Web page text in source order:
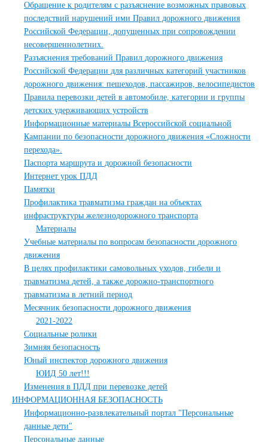
Обращение к родителям с разъяснение возможных правовых
последствий нарушений ими Правил дорожного движения
Российской Федерации, допущенных при сопровождении
несовершеннолетних.
Разъяснения требований Правил дорожного движения
Российской Федерации для различных категорий участников
дорожного движения: пешеходов, пассажиров, велосипедистов
Правила перевозки детей в автомобиле, категории и группы
детских удерживающих устройств
Информационные материалы Всероссийской социальной
Кампании по безопасности дорожного движения «Сложности
перехода».
Паспорта маршрута и дорожной безопасности
Интернет урок ПДД
Памятки
Профилактика травматизма граждан на объектах
инфраструктуры железнодорожного транспорта
Материалы
Учебные материалы по вопросам безопасности дорожного
движения
В целях профилактики самовольных уходов, гибели и
травматизма детей, а также дорожно-транспортного
травматизма в летний период
Месячник безопасности дорожного движения
2021-2022
Социальные ролики
Зимняя безопасность
Юный инспектор дорожного движения
ЮИД 50 лет!!!
Изменения в ПДД при перевозке детей
ИНФОРМАЦИОННАЯ БЕЗОПАСНОСТЬ
Информационно-развлекательный портал "Персональные
данные дети"
Персональные данные